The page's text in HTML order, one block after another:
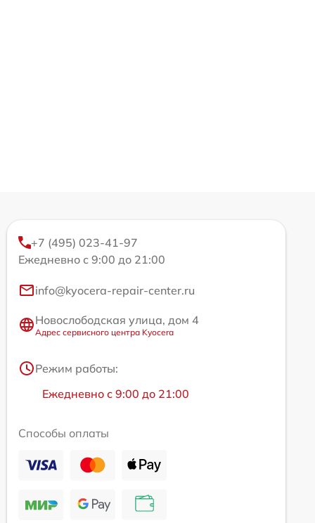
+7 (495) 023-41-97
Ежедневно с 9:00 до 21:00
info@kyocera-repair-center.ru
Новослободская улица, дом 4
Адрес сервисного центра Kyocera
Режим работы:
Ежедневно с 9:00 до 21:00
Способы оплаты